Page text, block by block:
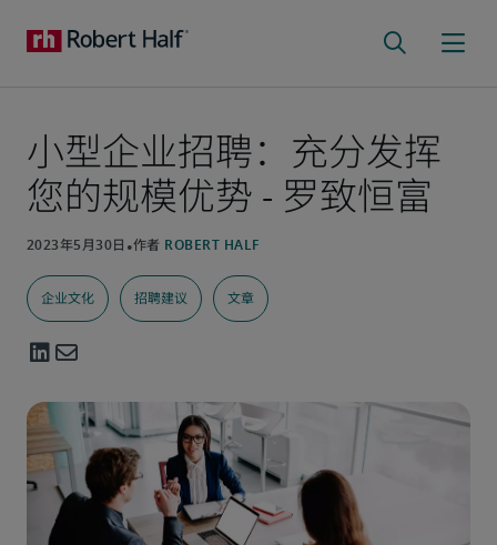
小型企业招聘：充分发挥
您的规模优势 - 罗致恒富
企业文化 招聘建议 文章